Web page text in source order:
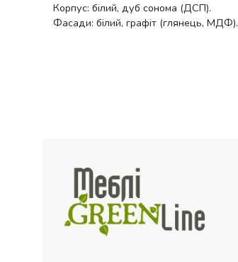
Корпус: білий, дуб сонома (ДСП).
Фасади: білий, графіт (глянець, МДФ).